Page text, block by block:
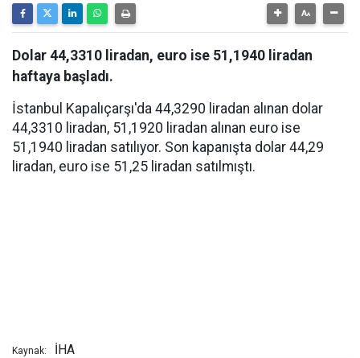
Dolar 44,3310 liradan, euro ise 51,1940 liradan
haftaya başladı.
İstanbul Kapalıçarşı'da 44,3290 liradan alınan dolar
44,3310 liradan, 51,1920 liradan alınan euro ise
51,1940 liradan satılıyor. Son kapanışta dolar 44,29
liradan, euro ise 51,25 liradan satılmıştı.
Kaynak: İHA